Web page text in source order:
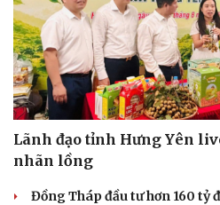
Du lịch
Tư vấn
Săn Tour
check-in
Lãnh đạo tỉnh Hưng Yên
nhãn lồng
Đồng Tháp đầu tư hơn 160 tỷ